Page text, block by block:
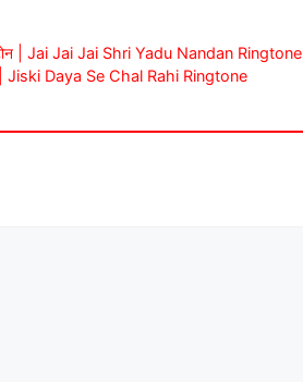
| Jai Jai Jai Shri Yadu Nandan Ringtone
| Jiski Daya Se Chal Rahi Ringtone